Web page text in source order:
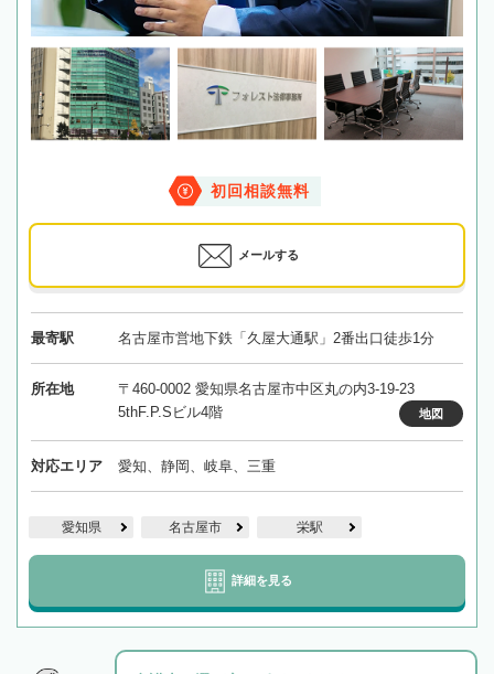
初回相談無料
メールする
最寄駅 名古屋市営地下鉄「久屋大通駅」2番出口徒歩1分
所在地
〒460-0002 愛知県名古屋市中区丸の内3-19-23
5thF.P.Sビル4階
地図
対応エリア 愛知、静岡、岐阜、三重
愛知県 名古屋市 栄駅
詳細を見る